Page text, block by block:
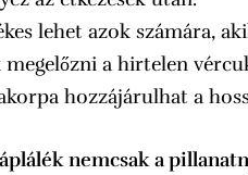
lehet azok számára,
megelőzni a hirtelen
hozzájárulhat a
nemcsak a